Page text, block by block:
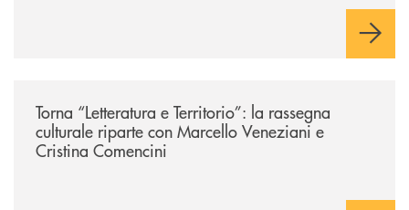
Torna “Letteratura e Territorio”: la rassegna
culturale riparte con Marcello Veneziani e
Cristina Comencini